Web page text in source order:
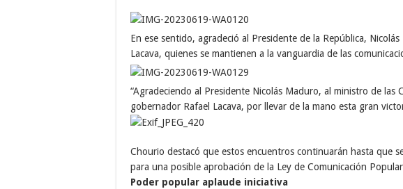
En ese sentido, agradeció al Presidente de la República,
Lacava, quienes se mantienen a la vanguardia de las
“Agradeciendo al Presidente Nicolás Maduro, al ministro de las
gobernador Rafael Lacava, por llevar de la mano esta gran
Chourio destacó que estos encuentros continuarán hasta que
para una posible aprobación de la Ley de Comunicación
Poder popular aplaude iniciativa